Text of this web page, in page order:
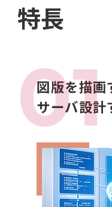
特長
図版を描画
サーバ設計